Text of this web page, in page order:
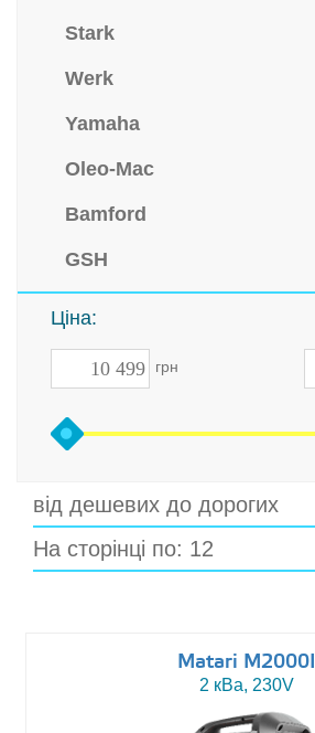
Stark
Werk
Yamaha
Oleo-Mac
Bamford
GSH
Ціна:
грн
від дешевих до дорогих
На сторінці по: 12
Matari M2000I
2 кВа, 230V